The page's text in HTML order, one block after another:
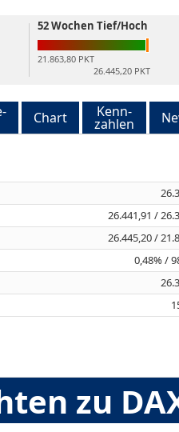
52 Wochen Tief/Hoch
21.863,80 PKT
26.445,20 PKT
Chart Kenn-
zahlen
26.441,91 /
26.445,20 /
0,48% /
zu